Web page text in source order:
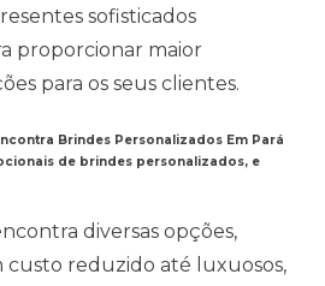
sofisticados
proporcionar maior
para os seus clientes.
Brindes Personalizados Em Pará
de brindes personalizados, e
diversas opções,
custo reduzido até luxuosos,